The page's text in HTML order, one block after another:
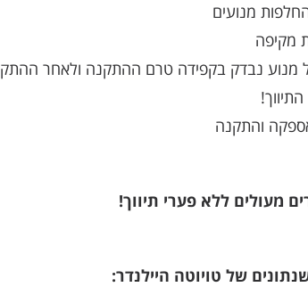
מנועים
מקיפה
מנוע נבדק בקפידה טרם ההתקנה ולאחר
והתקנה
מעולים ללא פערי תיווך!
של טויוטה היילנדר: